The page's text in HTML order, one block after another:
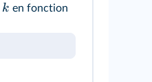
k en fonction